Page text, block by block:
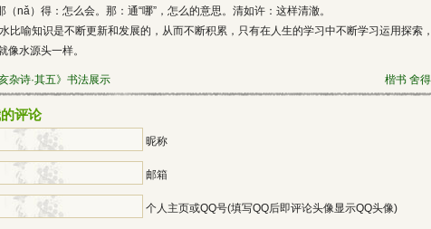
nǎ）得：怎么会。那：通“哪”，怎么的意思。清如许：这样清澈。
比喻知识是不断更新和发展的，从而不断积累，只有在人生的学习中不断学习运用探索
像水源头一样。
杂诗·其五》书法展示 楷书 舍得
评论
昵称
邮箱
个人主页或QQ号(填写QQ后即评论头像显示QQ头像)